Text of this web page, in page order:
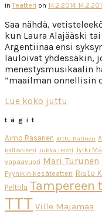
inTeatteri on 14.2.2014
Saa nähdä,
kun Laura Alajääski
Argentiinaa ensi
lauloivat yhdessäkin,
menestysmusikaalin
”maailman onnellisin
Lue koko juttu
tägit
Aimo Räsänen Arttu Ratinen
Kallioniemi Jukka Leisti Jyrki
vapaavuori Mari Turunen
Pyynikin kesäteatteri Risto
Peltola Tampereen
TTT Ville Majamaa